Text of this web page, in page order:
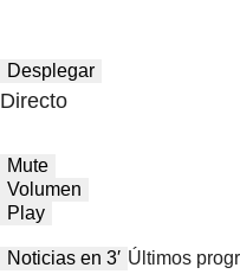
Desplegar
Directo
Mute
Volumen
Play
Noticias en 3′ Últimos